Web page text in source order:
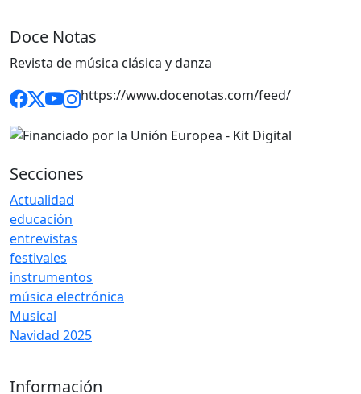
Doce Notas
Revista de música clásica y danza
https://www.docenotas.com/feed/
Secciones
Actualidad
educación
entrevistas
festivales
instrumentos
música electrónica
Musical
Navidad 2025
Información